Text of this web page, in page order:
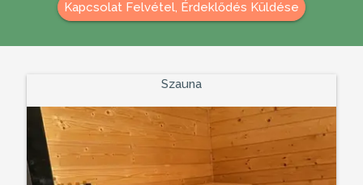
Kapcsolat Felvétel, Érdeklődés Küldése
Szauna